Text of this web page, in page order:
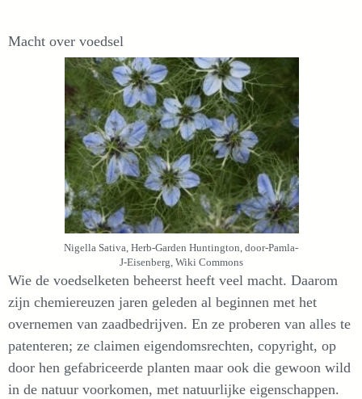
Macht over voedsel
Nigella Sativa, Herb-Garden Huntington, door-Pamla-
J-Eisenberg, Wiki Commons
Wie de voedselketen beheerst heeft veel macht. Daarom
zijn chemiereuzen jaren geleden al beginnen met het
overnemen van zaadbedrijven. En ze proberen van alles te
patenteren; ze claimen eigendomsrechten, copyright, op
door hen gefabriceerde planten maar ook die gewoon wild
in de natuur voorkomen, met natuurlijke eigenschappen.